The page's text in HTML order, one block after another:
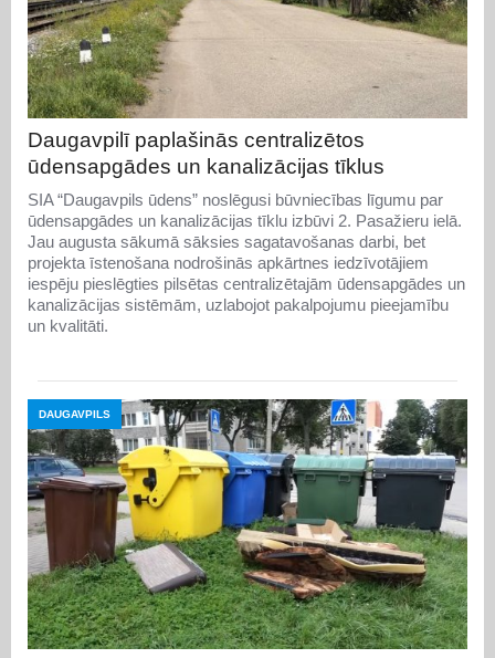
Daugavpilī paplašinās centralizētos
ūdensapgādes un kanalizācijas tīklus
SIA “Daugavpils ūdens” noslēgusi būvniecības līgumu par
ūdensapgādes un kanalizācijas tīklu izbūvi 2. Pasažieru ielā.
Jau augusta sākumā sāksies sagatavošanas darbi, bet
projekta īstenošana nodrošinās apkārtnes iedzīvotājiem
iespēju pieslēgties pilsētas centralizētajām ūdensapgādes un
kanalizācijas sistēmām, uzlabojot pakalpojumu pieejamību
un kvalitāti.
DAUGAVPILS